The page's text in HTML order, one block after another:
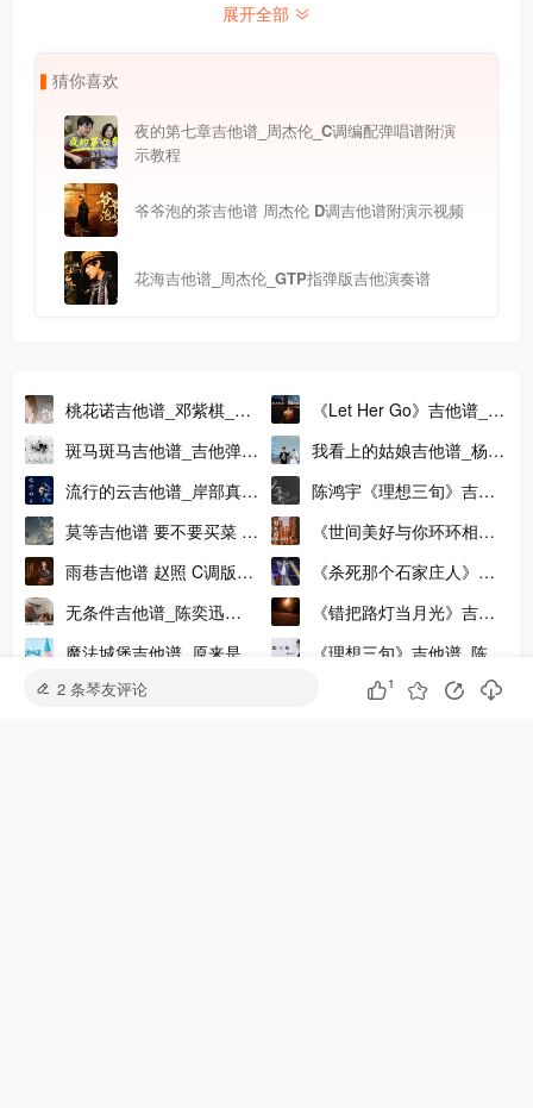
展开全部
猜你喜欢
夜的第七章吉他谱_周杰伦_C调编配弹唱谱附演
示教程
爷爷泡的茶吉他谱 周杰伦 D调吉他谱附演示视频
花海吉他谱_周杰伦_GTP指弹版吉他演奏谱
桃花诺吉他谱_邓紫棋_C
调编配版吉他弹唱谱
《Let Her Go》吉他谱_C
调版吉他弹唱六线谱_图片
吉他谱
斑马斑马吉他谱_吉他弹唱
视频教程_G调原调版吉他
谱
我看上的姑娘吉他谱_杨小
壮_G调吉他弹唱六线谱
流行的云吉他谱_岸部真明
_高清指弹独奏版吉他谱
陈鸿宇《理想三旬》吉他
谱_吉他弹唱视频示范_G
调精编版
莫等吉他谱 要不要买菜 C
调指法弹唱吉他谱
《世间美好与你环环相
扣》吉他谱_柏松_C调高
清六线谱_吉他专家
雨巷吉他谱 赵照 C调版吉
他谱
《杀死那个石家庄人》吉
他谱_包师语翻唱版_原版
吉他谱
无条件吉他谱_陈奕迅
_《无条件》吉他弹唱谱附
《错把路灯当月光》吉他
谱-尹昔眠-C调版吉他六线
魔法城堡吉他谱_原来是萝
卜丫翻唱版_C调吉他谱
《理想三旬》吉他谱_陈鸿
宇_吉他弹唱演示视频教学
林忆莲《至少还有你》吉
需要人陪吉他谱_王力宏
2 条琴友评论 1